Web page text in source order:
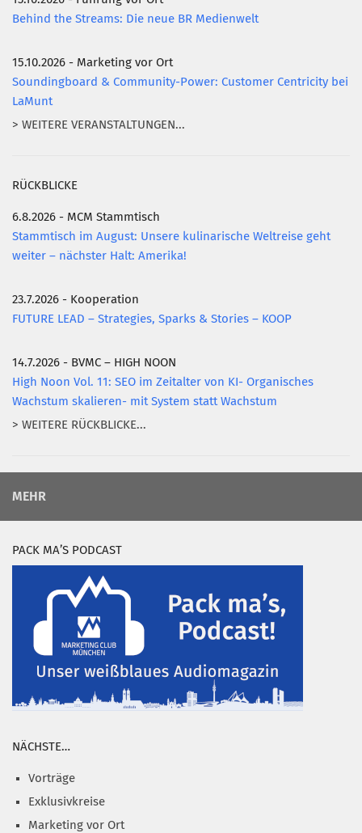
Behind the Streams: Die neue BR Medienwelt
15.10.2026 - Marketing vor Ort
Soundingboard & Community-Power: Customer Centricity bei
LaMunt
> WEITERE VERANSTALTUNGEN...
RÜCKBLICKE
6.8.2026 - MCM Stammtisch
Stammtisch im August: Unsere kulinarische Weltreise geht
weiter – nächster Halt: Amerika!
23.7.2026 - Kooperation
FUTURE LEAD – Strategies, Sparks & Stories – KOOP
14.7.2026 - BVMC – HIGH NOON
High Noon Vol. 11: SEO im Zeitalter von KI- Organisches
Wachstum skalieren- mit System statt Wachstum
> WEITERE RÜCKBLICKE...
MEHR
PACK MA’S PODCAST
NÄCHSTE…
Vorträge
Exklusivkreise
Marketing vor Ort